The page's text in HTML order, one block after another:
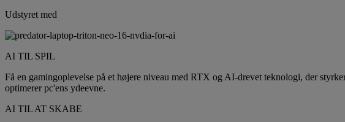
Udstyret med
AI TIL SPIL
Få en gamingoplevelse på et højere niveau med RTX og AI-drevet teknologi, der
optimerer pc'ens ydeevne.
AI TIL AT SKABE